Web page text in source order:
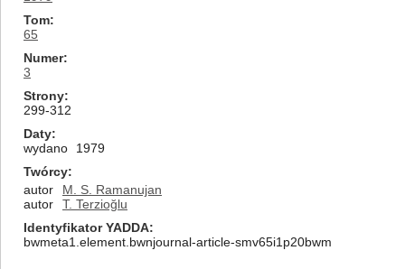
Tom
65
Numer
3
Strony
299-312
Daty
wydano
1979
Twórcy
autor
M. S. Ramanujan
autor
T. Terzioğlu
Identyfikator YADDA
bwmeta1.element.bwnjournal-article-smv65i1p20bwm